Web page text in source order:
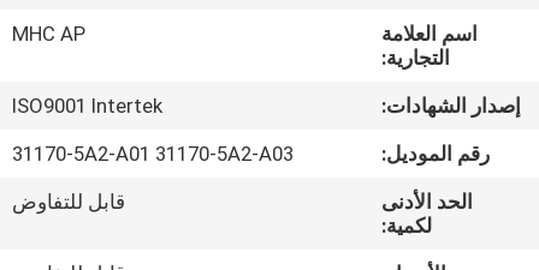
معلومات
جولة
اسم العلامة
التجارية:
MHC AP
إصدار الشهادات:
ISO9001 Intertek
رقم الموديل:
31170-5A2-A01 31170-5A2-A03
الحد الأدنى
لكمية:
قابل للتفاوض